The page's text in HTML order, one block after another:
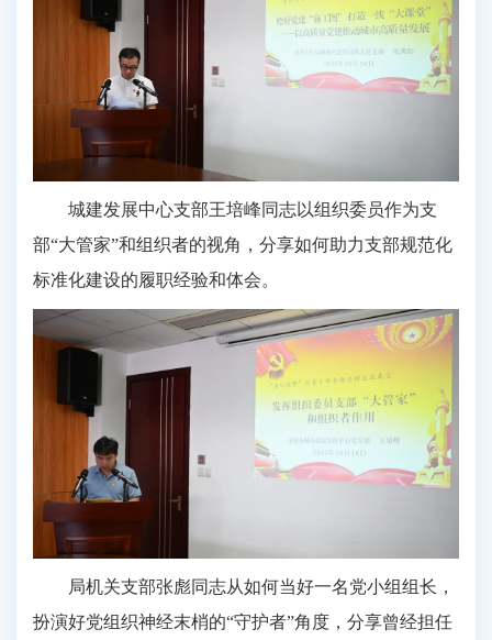
城建发展中心支部王培峰同志以组织委员作为支
部“大管家”和组织者的视角，分享如何助力支部规范化
标准化建设的履职经验和体会。
局机关支部张彪同志从如何当好一名党小组组长，
扮演好党组织神经末梢的“守护者”角度，分享曾经担任